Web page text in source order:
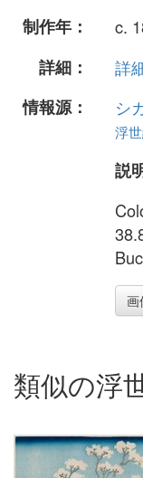
制作年：
c.
詳細：
詳
情報源：
シ
浮
説
画
類似の浮